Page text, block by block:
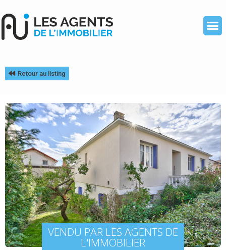
Retour au listing
VENDU PAR LES AGENTS DE
L'IMMOBILIER